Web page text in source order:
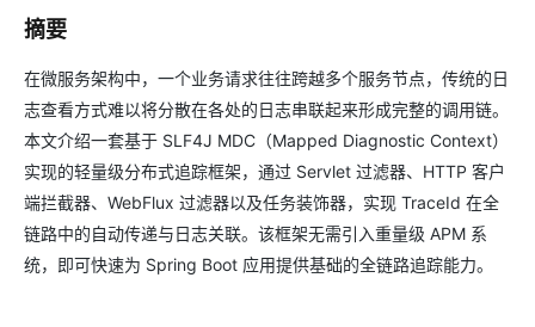
摘要
在微服务架构中，一个业务请求往往跨越多个服务节点，传统的日
志查看方式难以将分散在各处的日志串联起来形成完整的调用链。
本文介绍一套基于 SLF4J MDC（Mapped Diagnostic Context）
实现的轻量级分布式追踪框架，通过 Servlet 过滤器、HTTP 客户
端拦截器、WebFlux 过滤器以及任务装饰器，实现 TraceId 在全
链路中的自动传递与日志关联。该框架无需引入重量级 APM 系
统，即可快速为 Spring Boot 应用提供基础的全链路追踪能力。